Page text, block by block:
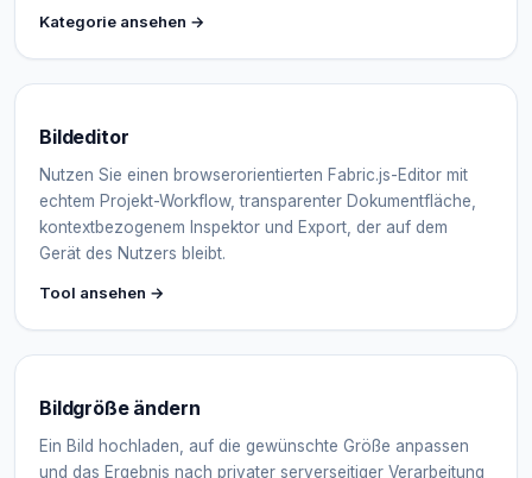
Kategorie ansehen →
Bildeditor
Nutzen Sie einen browserorientierten Fabric.js-Editor mit
echtem Projekt-Workflow, transparenter Dokumentfläche,
kontextbezogenem Inspektor und Export, der auf dem
Gerät des Nutzers bleibt.
Tool ansehen →
Bildgröße ändern
Ein Bild hochladen, auf die gewünschte Größe anpassen
und das Ergebnis nach privater serverseitiger Verarbeitung